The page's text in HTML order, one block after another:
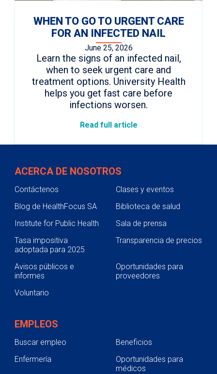
WHEN TO GO TO URGENT CARE
FOR AN INFECTED NAIL
June 25, 2026
Learn the signs of an infected nail,
when to seek urgent care and
treatment options. University Health
helps you get fast care before
infections worsen.
Read full article
ACERCA DE NOSOTROS
Contáctenos
Clases y eventos
Blog de HealthFocus SA
Biblioteca de salud
Institute for Public Health
Sala de prensa
Tasa impositiva
adoptada para 2025
Transparencia de precios
Avisos públicos e
informes
Oportunidades para
proveedores
Voluntario
EMPLEOS
Buscar empleo
Beneficios
Enfermería
Oportunidades para
médicos